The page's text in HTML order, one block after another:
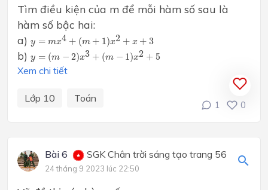
Tìm điều kiện của m để mỗi hàm số sau là
hàm số bậc hai:
a) y = mx4 + (m + 1)x2 + x + 3
+ + + +
b) y = (m − 2)x3 + (m − 1)x2 + 5
y m 3 + (m 1)
5
Xem chi tiết
Lớp 10 Toán
1 0
Bài 6 SGK Chân trời sáng tạo trang 56
24 tháng 9 2023 lúc 22:50